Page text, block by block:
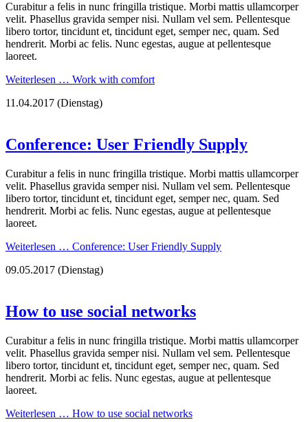
Curabitur a felis in nunc fringilla tristique. Morbi mattis ullamcorper
velit. Phasellus gravida semper nisi. Nullam vel sem. Pellentesque
libero tortor, tincidunt et, tincidunt eget, semper nec, quam. Sed
hendrerit. Morbi ac felis. Nunc egestas, augue at pellentesque
laoreet.
Weiterlesen … Work with comfort
11.04.2017 (Dienstag)
Conference: User Friendly Supply
Curabitur a felis in nunc fringilla tristique. Morbi mattis ullamcorper
velit. Phasellus gravida semper nisi. Nullam vel sem. Pellentesque
libero tortor, tincidunt et, tincidunt eget, semper nec, quam. Sed
hendrerit. Morbi ac felis. Nunc egestas, augue at pellentesque
laoreet.
Weiterlesen … Conference: User Friendly Supply
09.05.2017 (Dienstag)
How to use social networks
Curabitur a felis in nunc fringilla tristique. Morbi mattis ullamcorper
velit. Phasellus gravida semper nisi. Nullam vel sem. Pellentesque
libero tortor, tincidunt et, tincidunt eget, semper nec, quam. Sed
hendrerit. Morbi ac felis. Nunc egestas, augue at pellentesque
laoreet.
Weiterlesen … How to use social networks